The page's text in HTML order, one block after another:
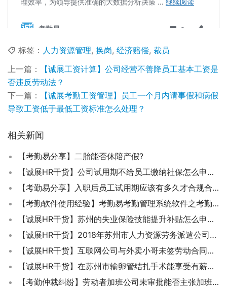
标签： 人力资源管理, 换岗, 经济赔偿, 裁员
上一篇：
【诚展工资计算】公司经营不善降员工基本工资是
否违反劳动法？
下一篇：
【诚展考勤工资管理】员工一个月内请事假和病假
导致工资低于最低工资标准怎么处理？
相关新闻
【考勤易分享】二胎能否休陪产假?
【诚展HR干货】公司试用期不给员工缴纳社保怎么申请劳动仲裁?
【考勤易分享】入职后员工试用期应该有多久才合规合法？
【考勤软件使用经验】考勤易考勤管理系统软件之考勤参数设置
【诚展HR干货】苏州的失业保险技能提升补贴怎么申请？
【诚展HR干货】2018年苏州市人力资源劳务派遣公司年度经营情况报告核验啥时开始？
【诚展HR干货】互联网公司与外卖小哥未签劳动合同是否符合劳动关系特征？
【诚展HR干货】在苏州市输卵管结扎手术能享受有薪假吗？
【考勤仲裁纠纷】劳动者加班公司未审批能否主张加班费？